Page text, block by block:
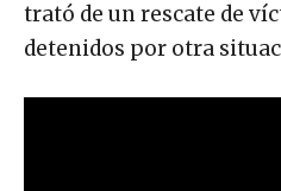
trató de un rescate de
detenidos por otra